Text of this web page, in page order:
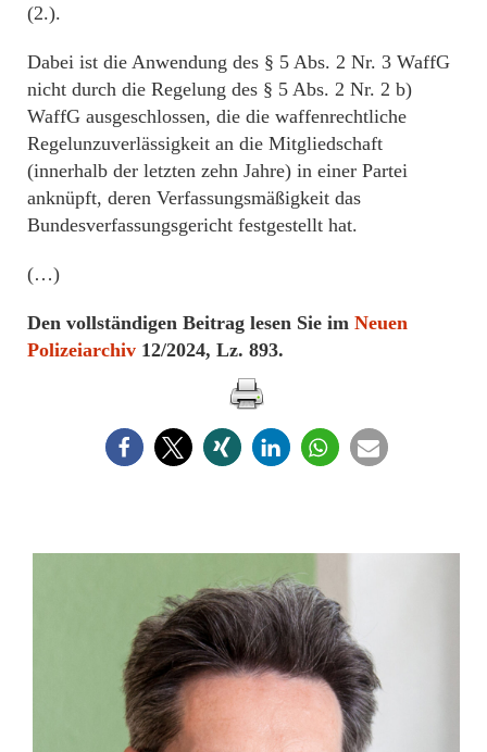
(2.).
Dabei ist die Anwendung des § 5 Abs. 2 Nr. 3 WaffG
nicht durch die Regelung des § 5 Abs. 2 Nr. 2 b)
WaffG ausgeschlossen, die die waffenrechtliche
Regelunzuverlässigkeit an die Mitgliedschaft
(innerhalb der letzten zehn Jahre) in einer Partei
anknüpft, deren Verfassungsmäßigkeit das
Bundesverfassungsgericht festgestellt hat.
(…)
Den vollständigen Beitrag lesen Sie im Neuen
Polizeiarchiv 12/2024, Lz. 893.